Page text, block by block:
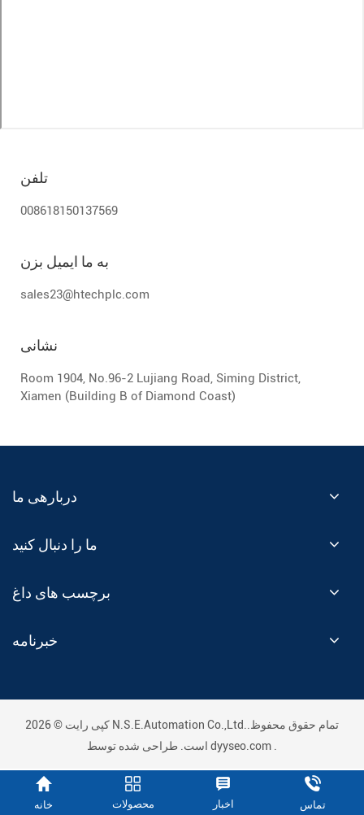
تلفن
008618150137569
به ما ایمیل بزن
sales23@htechplc.com
نشانی
Room 1904, No.96-2 Lujiang Road, Siming District,
Xiamen (Building B of Diamond Coast)
دربارهی ما
ما را دنبال کنید
برچسب های داغ
خبرنامه
کپی رایت © 2026 N.S.E.Automation Co.,Ltd..تمام حقوق محفوظ
dyyseo.com
خانه محصولات اخبار تماس